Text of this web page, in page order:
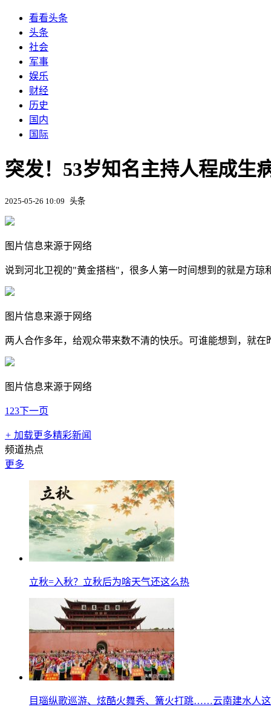
看看头条
头条
社会
军事
娱乐
财经
历史
国内
国际
突发！53岁知名主持人程成生
2025-05-26 10:09 头条
图片信息来源于网络
说到河北卫视的"黄金搭档"，很多人第一时间想到的就是方琼
图片信息来源于网络
两人合作多年，给观众带来数不清的快乐。可谁能想到，就
图片信息来源于网络
1 23下一页
+ 加载更多精彩新闻
频道热点
更多
立秋=入秋？立秋后为啥天气还这么热
目瑙纵歌巡游、炫酷火舞秀、篝火打跳……云南建水人